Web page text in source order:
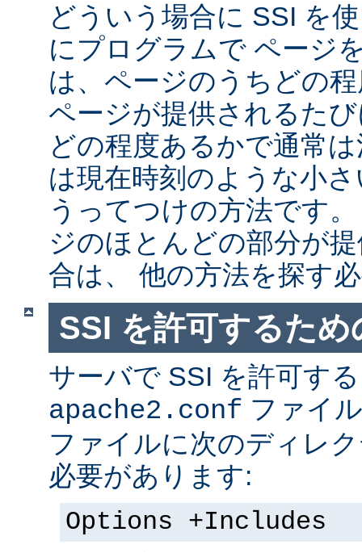
どういう場合に SSI を
にプログラムで ページ
は、ページのうちどの
ページが提供されるた
どの程度あるかで通常
は現在時刻のような小
うってつけの方法です
ジのほとんどの部分が
合は、 他の方法を探す
SSI を許可するた
サーバで SSI を許可す
apache2.conf ファイ
ファイルに次のディレ
必要があります:
Options +Includes